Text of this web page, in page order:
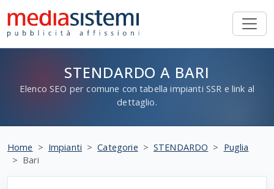
STENDARDO A BARI
Elenco SEO per comune con tabella impianti SSR e link al
dettaglio.
Home Impianti Categorie STENDARDO
Puglia
Bari